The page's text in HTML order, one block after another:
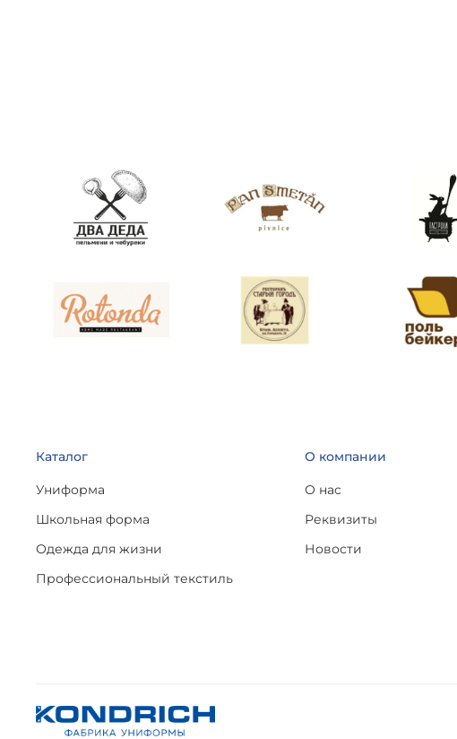
Каталог
Униформа
Школьная форма
Одежда для жизни
Профессиональный текстиль
О компании
О нас
Реквизиты
Новости